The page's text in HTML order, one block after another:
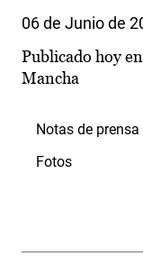
06 de Junio de
Publicado hoy
Mancha
Notas de prensa
Fotos